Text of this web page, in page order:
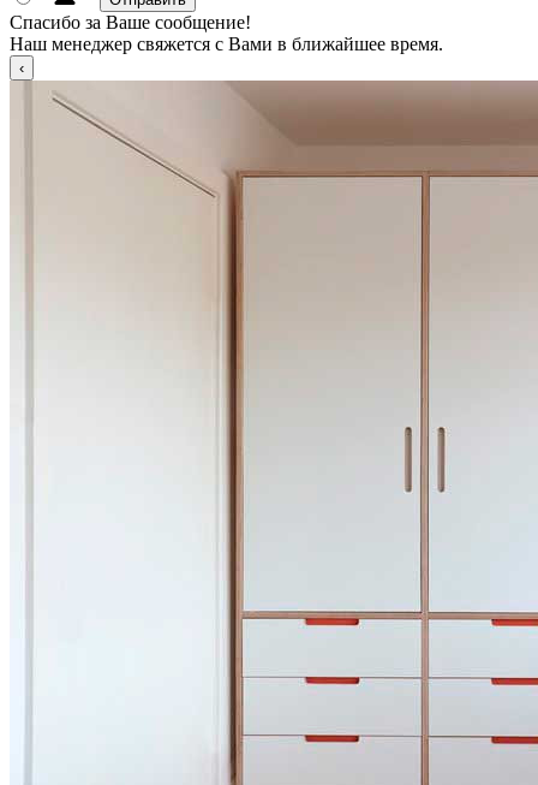
Спасибо за Ваше сообщение!
Наш менеджер свяжется с Вами в ближайшее время.